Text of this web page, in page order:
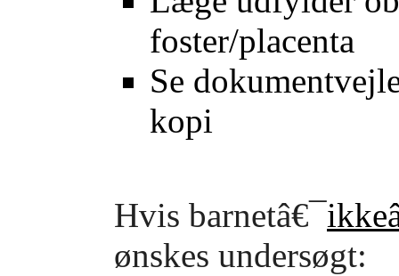
foster/placenta
Se
kopi
Hvis barnetâ€¯
ønskes undersøgt: